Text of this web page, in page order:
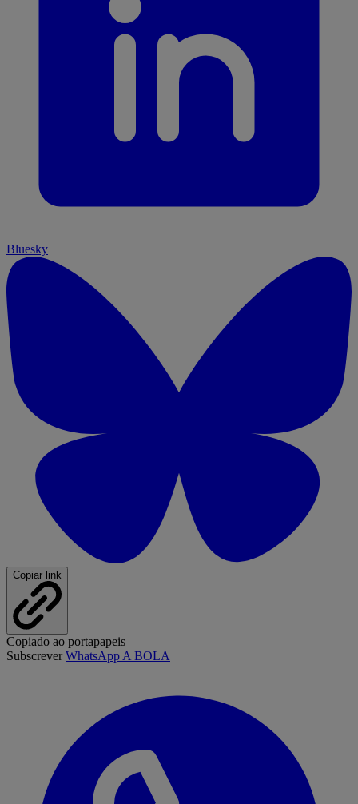
Bluesky
Copiar link
Copiado ao portapapeis
SubscreverWhatsApp A BOLA